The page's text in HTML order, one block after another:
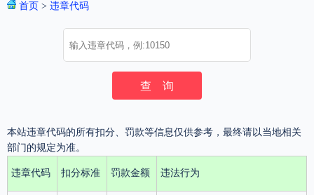
首页 > 违章代码
本站违章代码的所有扣分、罚款等信息仅供参考，最终请以当地相关
部门的规定为准。
违章代码 扣分标准 罚款金额 违法行为